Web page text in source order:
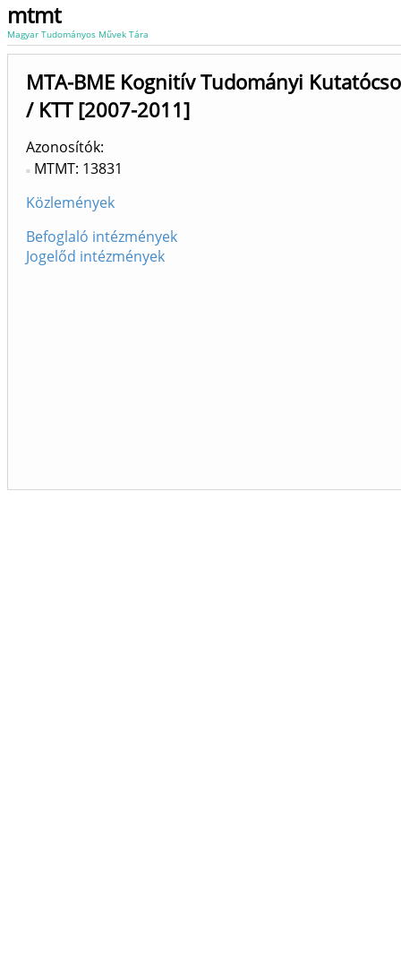
mtmt
Magyar Tudományos Művek Tára
MTA-BME Kognitív Tudományi
/ KTT [2007-2011]
Azonosítók
MTMT: 13831
Közlemények
Befoglaló intézmények
Jogelőd intézmények